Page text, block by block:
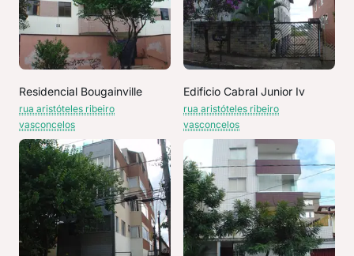
Residencial Bougainville
rua aristóteles ribeiro
vasconcelos
Edificio Cabral Junior Iv
rua aristóteles ribeiro
vasconcelos